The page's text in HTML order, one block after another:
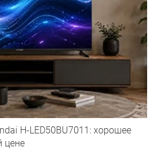
H-LED50BU7011: хорошее
цене